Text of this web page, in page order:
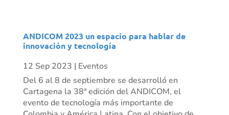
ANDICOM 2023 un espacio para hablar de
innovación y tecnología
12 Sep 2023 | Eventos
Del 6 al 8 de septiembre se desarrolló en
Cartagena la 38ª edición del ANDICOM, el
evento de tecnología más importante de